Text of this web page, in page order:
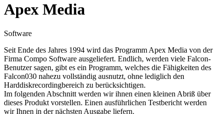
Apex Media
Software
Seit Ende des Jahres 1994 wird das Programm Apex Media von der
Firma Compo Software ausgeliefert. Endlich, werden viele Falcon-
Benutzer sagen, gibt es ein Programm, welches die Fähigkeiten des
Falcon030 nahezu vollständig ausnutzt, ohne lediglich den
Harddiskrecordingbereich zu berücksichtigen.
Im folgenden Abschnitt werden wir ihnen einen kleinen Abriß über
dieses Produkt vorstellen. Einen ausführlichen Testbericht werden
wir Ihnen in der nächsten Ausgabe liefern.